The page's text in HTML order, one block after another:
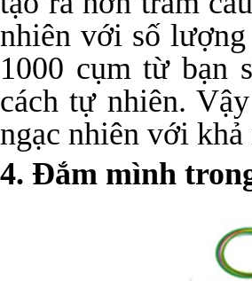
nhiên với số lượng
1000 cụm từ bạn
cách tự nhiên.
ngạc nhiên với
4. Đắm mình